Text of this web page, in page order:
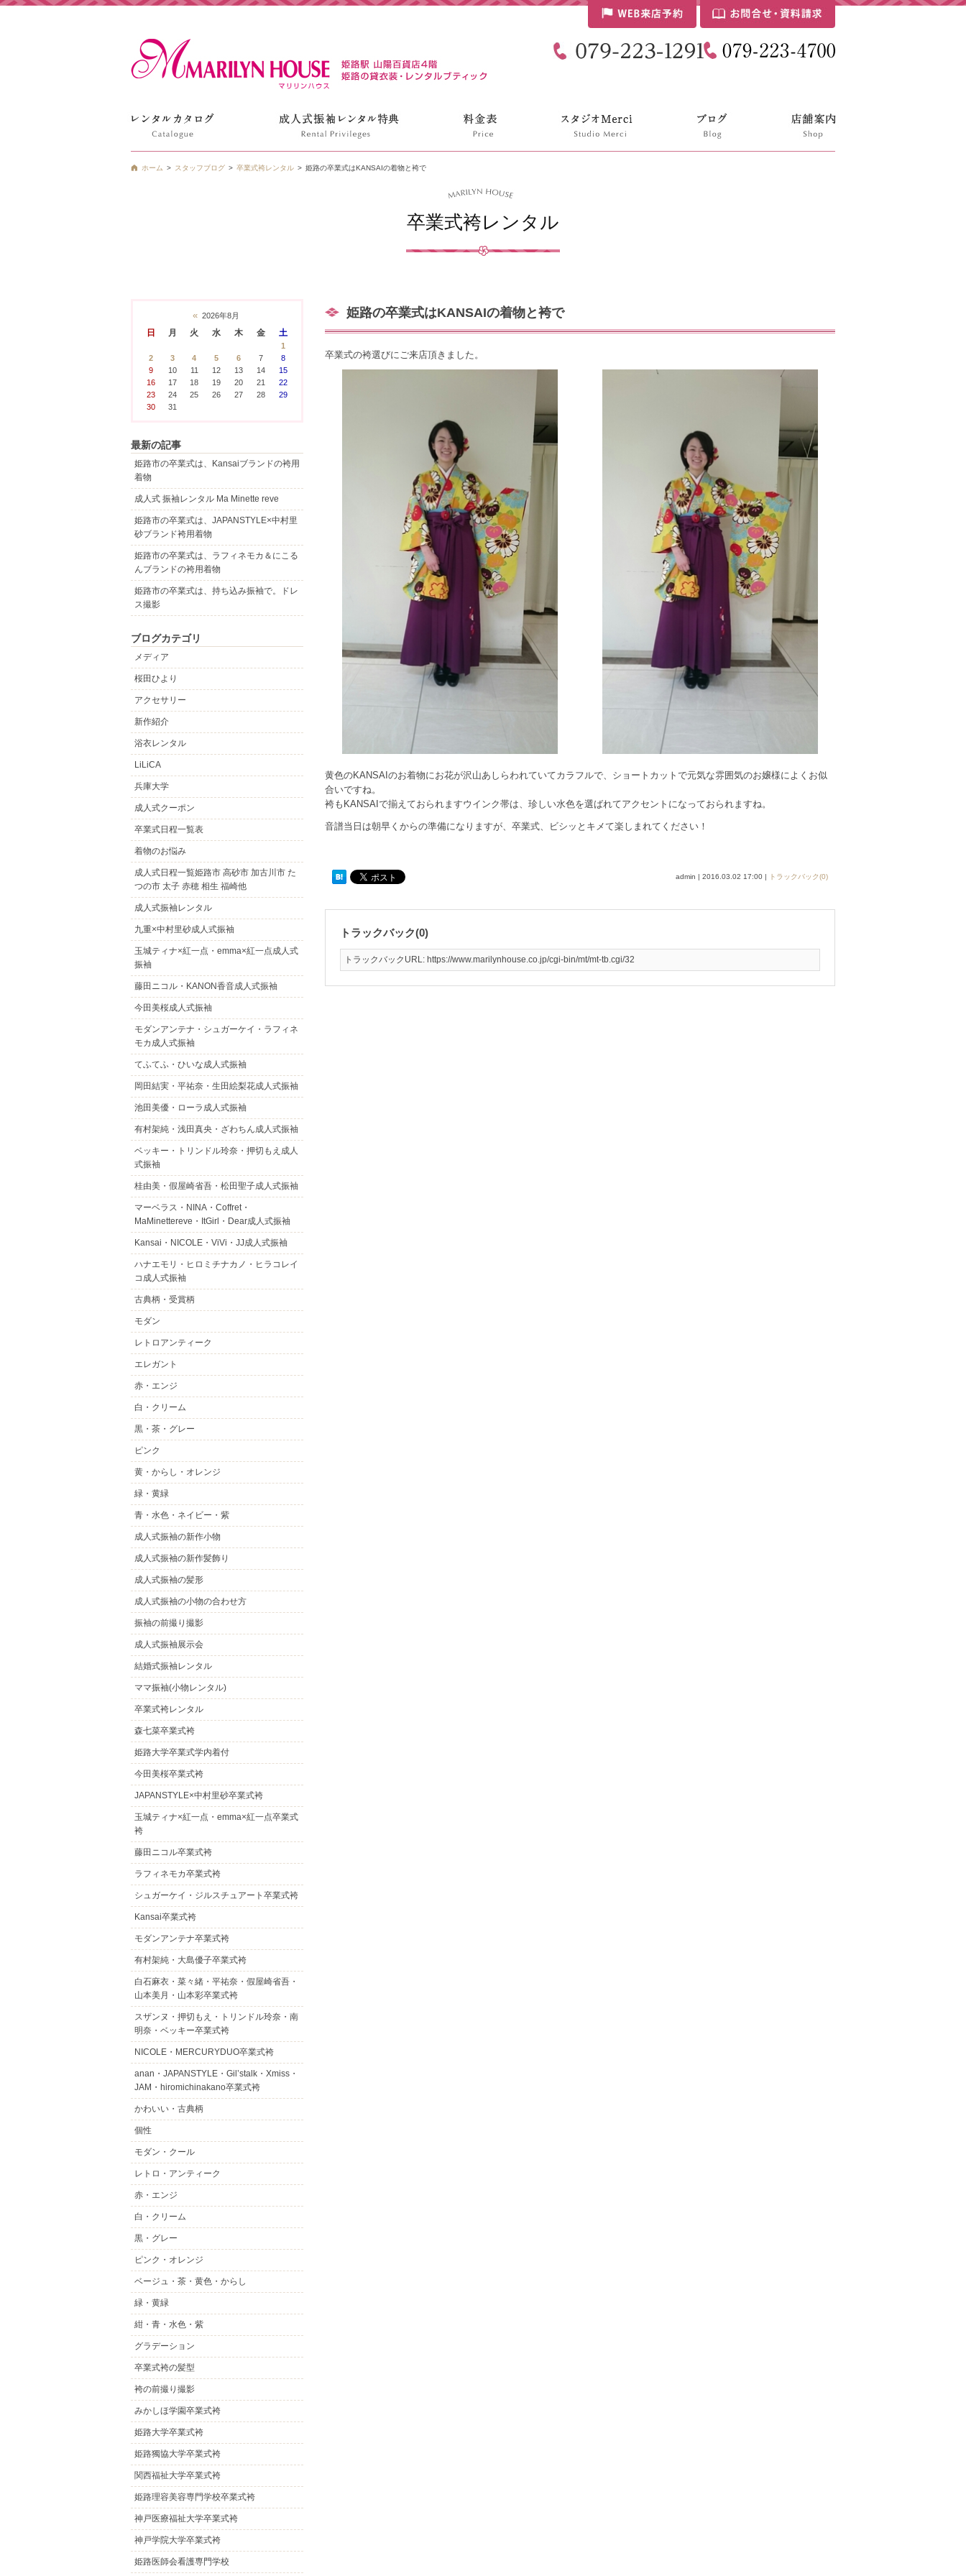
ホーム スタッフブログ 卒業式袴レンタル 姫路の卒業式はKANSAIの着物と袴で
卒業式袴レンタル
姫路の卒業式はKANSAIの着物と袴で
卒業式の袴選びにご来店頂きました。
黄色のKANSAIのお着物にお花が沢山あしらわれていてカラフルで、ショートカットで元気な雰囲気のお嬢様によくお似
合いですね。
袴もKANSAIで揃えておられますウインク帯は、珍しい水色を選ばれてアクセントになっておられますね。
音譜当日は朝早くからの準備になりますが、卒業式、ビシッとキメて楽しまれてください！
admin | 2016.03.02 17:00 | トラックバック(0)
トラックバック(0)
トラックバックURL: https://www.marilynhouse.co.jp/cgi-bin/mt/mt-tb.cgi/32
« 2026年8月
日 月 火 水 木 金 土
1
2
3 4 5 6 7
8
9
10 11 12 13 14
15
16
17 18 19 20 21
22
23
24 25 26 27 28
29
30
31
最新の記事
姫路市の卒業式は、Kansaiブランドの袴用
着物
成人式 振袖レンタル Ma Minette reve
姫路市の卒業式は、JAPANSTYLE×中村里
砂ブランド袴用着物
姫路市の卒業式は、ラフィネモカ＆にこる
んブランドの袴用着物
姫路市の卒業式は、持ち込み振袖で。ドレ
ス撮影
ブログカテゴリ
メディア
桜田ひより
アクセサリー
新作紹介
浴衣レンタル
LiLiCA
兵庫大学
成人式クーポン
卒業式日程一覧表
着物のお悩み
成人式日程一覧姫路市 高砂市 加古川市 た
つの市 太子 赤穂 相生 福崎他
成人式振袖レンタル
九重×中村里砂成人式振袖
玉城ティナ×紅一点・emma×紅一点成人式
振袖
藤田ニコル・KANON香音成人式振袖
今田美桜成人式振袖
モダンアンテナ・シュガーケイ・ラフィネ
モカ成人式振袖
てふてふ・ひいな成人式振袖
岡田結実・平祐奈・生田絵梨花成人式振袖
池田美優・ローラ成人式振袖
有村架純・浅田真央・ざわちん成人式振袖
ベッキー・トリンドル玲奈・押切もえ成人
式振袖
桂由美・假屋崎省吾・松田聖子成人式振袖
マーベラス・NINA・Coffret・
MaMinettereve・ItGirl・Dear成人式振袖
Kansai・NICOLE・ViVi・JJ成人式振袖
ハナエモリ・ヒロミチナカノ・ヒラコレイ
コ成人式振袖
古典柄・受賞柄
モダン
レトロアンティーク
エレガント
赤・エンジ
白・クリーム
黒・茶・グレー
ピンク
黄・からし・オレンジ
緑・黄緑
青・水色・ネイビー・紫
成人式振袖の新作小物
成人式振袖の新作髪飾り
成人式振袖の髪形
成人式振袖の小物の合わせ方
振袖の前撮り撮影
成人式振袖展示会
結婚式振袖レンタル
ママ振袖(小物レンタル)
卒業式袴レンタル
森七菜卒業式袴
姫路大学卒業式学内着付
今田美桜卒業式袴
JAPANSTYLE×中村里砂卒業式袴
玉城ティナ×紅一点・emma×紅一点卒業式
袴
藤田ニコル卒業式袴
ラフィネモカ卒業式袴
シュガーケイ・ジルスチュアート卒業式袴
Kansai卒業式袴
モダンアンテナ卒業式袴
有村架純・大島優子卒業式袴
白石麻衣・菜々緒・平祐奈・假屋崎省吾・
山本美月・山本彩卒業式袴
スザンヌ・押切もえ・トリンドル玲奈・南
明奈・ベッキー卒業式袴
NICOLE・MERCURYDUO卒業式袴
anan・JAPANSTYLE・Gil’stalk・Xmiss・
JAM・hiromichinakano卒業式袴
かわいい・古典柄
個性
モダン・クール
レトロ・アンティーク
赤・エンジ
白・クリーム
黒・グレー
ピンク・オレンジ
ベージュ・茶・黄色・からし
緑・黄緑
紺・青・水色・紫
グラデーション
卒業式袴の髪型
袴の前撮り撮影
みかしほ学園卒業式袴
姫路大学卒業式袴
姫路獨協大学卒業式袴
関西福祉大学卒業式袴
姫路理容美容専門学校卒業式袴
神戸医療福祉大学卒業式袴
神戸学院大学卒業式袴
姫路医師会看護専門学校